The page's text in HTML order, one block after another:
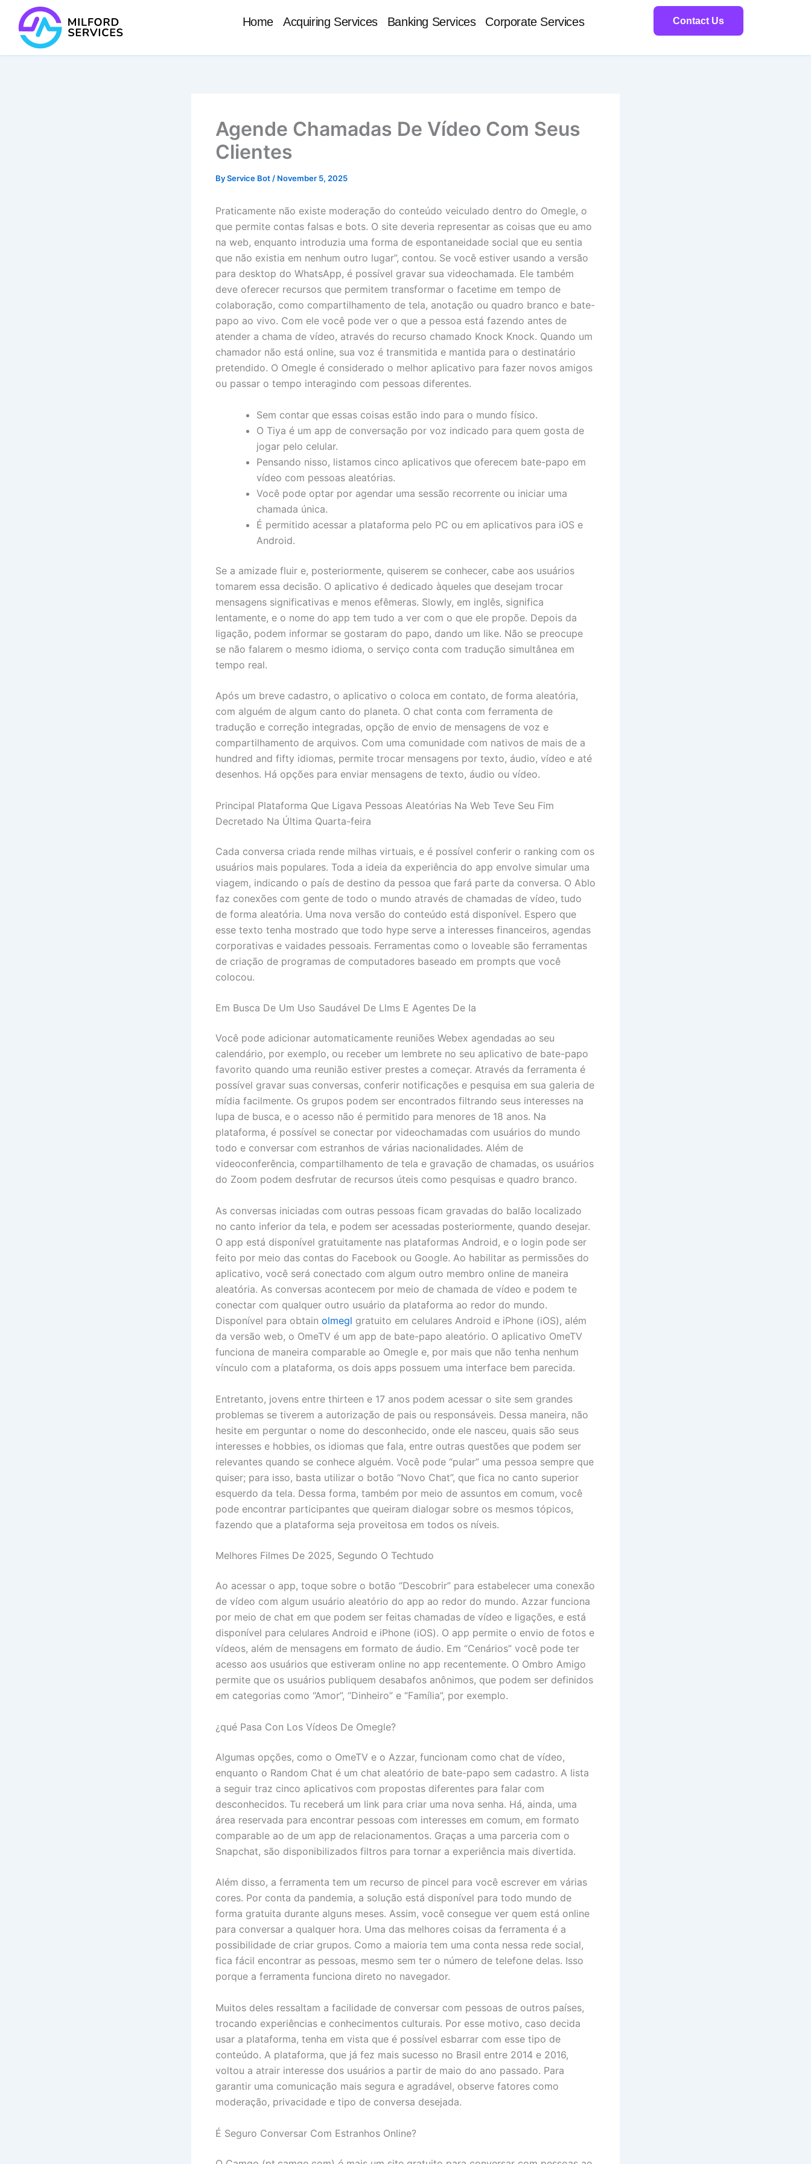
content
Home Acquiring Services Banking Services Corporate Services Contact Us
Agende Chamadas De Vídeo Com Seus
Clientes
ByService Bot / November 5, 2025
Praticamente não existe moderação do conteúdo veiculado dentro do Omegle, o
que permite contas falsas e bots. O site deveria representar as coisas que eu amo
na web, enquanto introduzia uma forma de espontaneidade social que eu sentia
que não existia em nenhum outro lugar”, contou. Se você estiver usando a versão
para desktop do WhatsApp, é possível gravar sua videochamada. Ele também
deve oferecer recursos que permitem transformar o facetime em tempo de
colaboração, como compartilhamento de tela, anotação ou quadro branco e bate-
papo ao vivo. Com ele você pode ver o que a pessoa está fazendo antes de
atender a chama de vídeo, através do recurso chamado Knock Knock. Quando um
chamador não está online, sua voz é transmitida e mantida para o destinatário
pretendido. O Omegle é considerado o melhor aplicativo para fazer novos amigos
ou passar o tempo interagindo com pessoas diferentes.
Sem contar que essas coisas estão indo para o mundo físico.
O Tiya é um app de conversação por voz indicado para quem gosta de
jogar pelo celular.
Pensando nisso, listamos cinco aplicativos que oferecem bate-papo em
vídeo com pessoas aleatórias.
Você pode optar por agendar uma sessão recorrente ou iniciar uma
chamada única.
É permitido acessar a plataforma pelo PC ou em aplicativos para iOS e
Android.
Se a amizade fluir e, posteriormente, quiserem se conhecer, cabe aos usuários
tomarem essa decisão. O aplicativo é dedicado àqueles que desejam trocar
mensagens significativas e menos efêmeras. Slowly, em inglês, significa
lentamente, e o nome do app tem tudo a ver com o que ele propõe. Depois da
ligação, podem informar se gostaram do papo, dando um like. Não se preocupe
se não falarem o mesmo idioma, o serviço conta com tradução simultânea em
tempo real.
Após um breve cadastro, o aplicativo o coloca em contato, de forma aleatória,
com alguém de algum canto do planeta. O chat conta com ferramenta de
tradução e correção integradas, opção de envio de mensagens de voz e
compartilhamento de arquivos. Com uma comunidade com nativos de mais de a
hundred and fifty idiomas, permite trocar mensagens por texto, áudio, vídeo e até
desenhos. Há opções para enviar mensagens de texto, áudio ou vídeo.
Principal Plataforma Que Ligava Pessoas Aleatórias Na Web Teve Seu Fim
Decretado Na Última Quarta-feira
Cada conversa criada rende milhas virtuais, e é possível conferir o ranking com os
usuários mais populares. Toda a ideia da experiência do app envolve simular uma
viagem, indicando o país de destino da pessoa que fará parte da conversa. O Ablo
faz conexões com gente de todo o mundo através de chamadas de vídeo, tudo
de forma aleatória. Uma nova versão do conteúdo está disponível. Espero que
esse texto tenha mostrado que todo hype serve a interesses financeiros, agendas
corporativas e vaidades pessoais. Ferramentas como o loveable são ferramentas
de criação de programas de computadores baseado em prompts que você
colocou.
Em Busca De Um Uso Saudável De Llms E Agentes De Ia
Você pode adicionar automaticamente reuniões Webex agendadas ao seu
calendário, por exemplo, ou receber um lembrete no seu aplicativo de bate-papo
favorito quando uma reunião estiver prestes a começar. Através da ferramenta é
possível gravar suas conversas, conferir notificações e pesquisa em sua galeria de
mídia facilmente. Os grupos podem ser encontrados filtrando seus interesses na
lupa de busca, e o acesso não é permitido para menores de 18 anos. Na
plataforma, é possível se conectar por videochamadas com usuários do mundo
todo e conversar com estranhos de várias nacionalidades. Além de
videoconferência, compartilhamento de tela e gravação de chamadas, os usuários
do Zoom podem desfrutar de recursos úteis como pesquisas e quadro branco.
As conversas iniciadas com outras pessoas ficam gravadas do balão localizado
no canto inferior da tela, e podem ser acessadas posteriormente, quando desejar.
O app está disponível gratuitamente nas plataformas Android, e o login pode ser
feito por meio das contas do Facebook ou Google. Ao habilitar as permissões do
aplicativo, você será conectado com algum outro membro online de maneira
aleatória. As conversas acontecem por meio de chamada de vídeo e podem te
conectar com qualquer outro usuário da plataforma ao redor do mundo.
Disponível para obtain olmegl gratuito em celulares Android e iPhone (iOS), além
da versão web, o OmeTV é um app de bate-papo aleatório. O aplicativo OmeTV
funciona de maneira comparable ao Omegle e, por mais que não tenha nenhum
vínculo com a plataforma, os dois apps possuem uma interface bem parecida.
Entretanto, jovens entre thirteen e 17 anos podem acessar o site sem grandes
problemas se tiverem a autorização de pais ou responsáveis. Dessa maneira, não
hesite em perguntar o nome do desconhecido, onde ele nasceu, quais são seus
interesses e hobbies, os idiomas que fala, entre outras questões que podem ser
relevantes quando se conhece alguém. Você pode “pular” uma pessoa sempre que
quiser; para isso, basta utilizar o botão “Novo Chat”, que fica no canto superior
esquerdo da tela. Dessa forma, também por meio de assuntos em comum, você
pode encontrar participantes que queiram dialogar sobre os mesmos tópicos,
fazendo que a plataforma seja proveitosa em todos os níveis.
Melhores Filmes De 2025, Segundo O Techtudo
Ao acessar o app, toque sobre o botão “Descobrir” para estabelecer uma conexão
de vídeo com algum usuário aleatório do app ao redor do mundo. Azzar funciona
por meio de chat em que podem ser feitas chamadas de vídeo e ligações, e está
disponível para celulares Android e iPhone (iOS). O app permite o envio de fotos e
vídeos, além de mensagens em formato de áudio. Em “Cenários” você pode ter
acesso aos usuários que estiveram online no app recentemente. O Ombro Amigo
permite que os usuários publiquem desabafos anônimos, que podem ser definidos
em categorias como “Amor”, “Dinheiro” e “Família”, por exemplo.
¿qué Pasa Con Los Vídeos De Omegle?
Algumas opções, como o OmeTV e o Azzar, funcionam como chat de vídeo,
enquanto o Random Chat é um chat aleatório de bate-papo sem cadastro. A lista
a seguir traz cinco aplicativos com propostas diferentes para falar com
desconhecidos. Tu receberá um link para criar uma nova senha. Há, ainda, uma
área reservada para encontrar pessoas com interesses em comum, em formato
comparable ao de um app de relacionamentos. Graças a uma parceria com o
Snapchat, são disponibilizados filtros para tornar a experiência mais divertida.
Além disso, a ferramenta tem um recurso de pincel para você escrever em várias
cores. Por conta da pandemia, a solução está disponível para todo mundo de
forma gratuita durante alguns meses. Assim, você consegue ver quem está online
para conversar a qualquer hora. Uma das melhores coisas da ferramenta é a
possibilidade de criar grupos. Como a maioria tem uma conta nessa rede social,
fica fácil encontrar as pessoas, mesmo sem ter o número de telefone delas. Isso
porque a ferramenta funciona direto no navegador.
Muitos deles ressaltam a facilidade de conversar com pessoas de outros países,
trocando experiências e conhecimentos culturais. Por esse motivo, caso decida
usar a plataforma, tenha em vista que é possível esbarrar com esse tipo de
conteúdo. A plataforma, que já fez mais sucesso no Brasil entre 2014 e 2016,
voltou a atrair interesse dos usuários a partir de maio do ano passado. Para
garantir uma comunicação mais segura e agradável, observe fatores como
moderação, privacidade e tipo de conversa desejada.
É Seguro Conversar Com Estranhos Online?